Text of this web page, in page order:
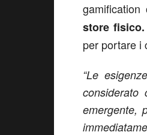
gamification
store fisico.
per portare i
“Le
emergente,